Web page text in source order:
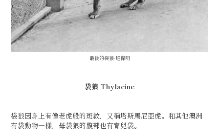
最後的袋狼-班傑明
袋狼 Thylacine
袋狼因身上有像老虎般的斑紋，又稱塔斯馬尼亞虎。和其他澳洲
有袋動物一樣，母袋狼的腹部也有育兒袋。